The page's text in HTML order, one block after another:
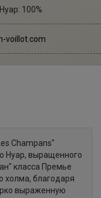
100%
voillot.com
Champans"
Нуар, выращенного
класса Премье
холма, благодаря
выраженную